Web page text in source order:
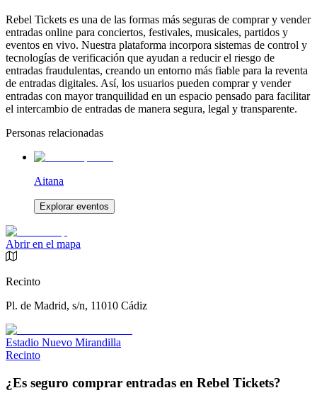
Rebel Tickets es una de las formas más seguras de comprar y vender
entradas online para conciertos, festivales, musicales, partidos y
eventos en vivo. Nuestra plataforma incorpora sistemas de control y
tecnologías de verificación que ayudan a reducir el riesgo de
entradas fraudulentas, creando un entorno más fiable para la reventa
de entradas digitales. Así, los usuarios pueden comprar y vender
entradas con mayor tranquilidad en un espacio pensado para facilitar
el intercambio de entradas de manera segura, legal y transparente.
Personas relacionadas
Aitana
Explorar eventos
Abrir en el mapa
Recinto
Pl. de Madrid, s/n, 11010 Cádiz
Estadio Nuevo Mirandilla
Recinto
¿Es seguro comprar entradas en Rebel Tickets?